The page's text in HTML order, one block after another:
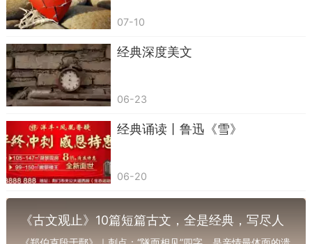
.《逍遥游》开篇——格局打开，人生放宽’
07-10
经典深度美文
06-23
经典诵读丨鲁迅《雪》
06-20
《古文观止》10篇短篇古文，全是经典，写尽人
生百味